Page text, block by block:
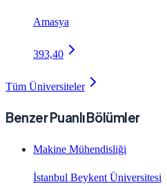
Amasya
393,40
Tüm Üniversiteler
Benzer Puanlı Bölümler
Makine Mühendisliği
İstanbul Beykent Üniversitesi